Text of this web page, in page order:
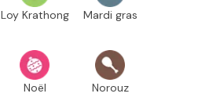
Loy Krathong Mardi gras
Noël Norouz